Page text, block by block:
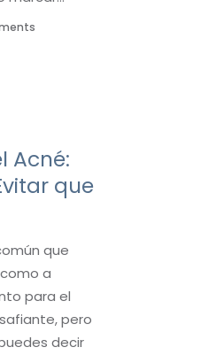
Acné:
que
que
a
para el
pero
decir